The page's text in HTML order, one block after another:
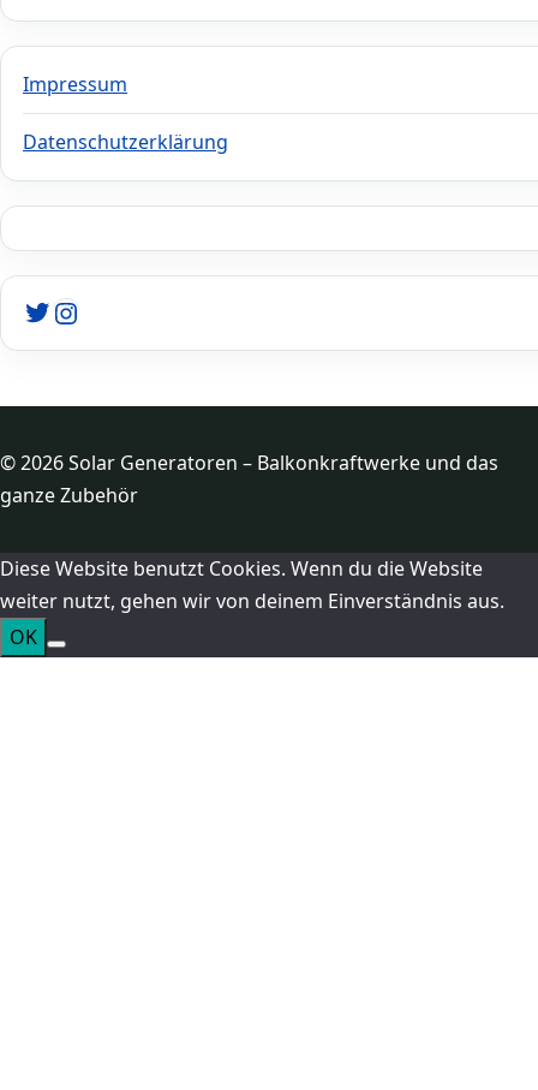
Impressum
Datenschutzerklärung
Twitter
Instagram
© 2026 Solar Generatoren – Balkonkraftwerke und das
ganze Zubehör
Diese Website benutzt Cookies. Wenn du die Website
weiter nutzt, gehen wir von deinem Einverständnis aus.
OK